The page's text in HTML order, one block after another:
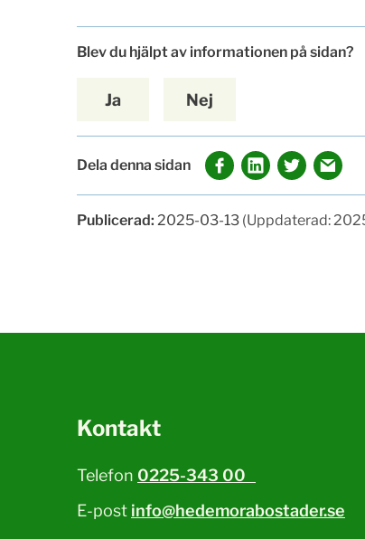
Blev du hjälpt av informationen på sidan?
Ja Nej
Dela denna sidan
Publicerad: 2025-03-13 (Uppdaterad:
Kontakt
Telefon 0225-343 00
E-post info@hedemorabostader.se